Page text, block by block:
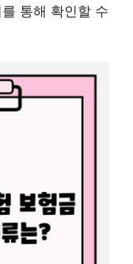
통해 확인할 수